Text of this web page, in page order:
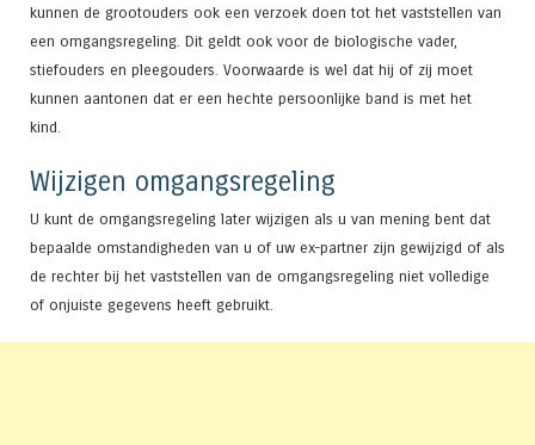
kunnen de grootouders ook een verzoek doen tot het vaststellen van
een omgangsregeling. Dit geldt ook voor de biologische vader,
stiefouders en pleegouders. Voorwaarde is wel dat hij of zij moet
kunnen aantonen dat er een hechte persoonlijke band is met het
kind.
Wijzigen omgangsregeling
U kunt de omgangsregeling later wijzigen als u van mening bent dat
bepaalde omstandigheden van u of uw ex-partner zijn gewijzigd of als
de rechter bij het vaststellen van de omgangsregeling niet volledige
of onjuiste gegevens heeft gebruikt.